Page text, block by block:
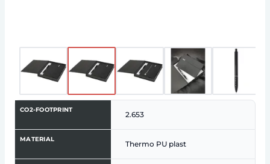
CO2-FOOTPRINT
2.653
MATERIAL
Thermo PU plast